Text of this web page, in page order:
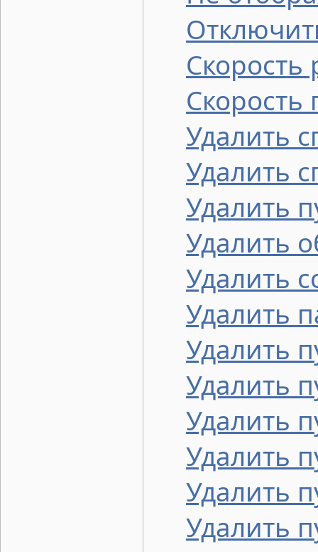
Удалить
Удалить
Удалить
Удалить
Удалить
Удалить
Удалить
Удалить
Удалить
Удалить
Удалить
Удалить